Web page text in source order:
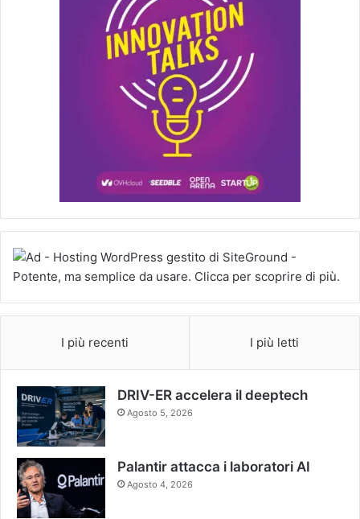
I più recenti I più letti
DRIV-ER accelera il deeptech
Agosto 5, 2026
Palantir attacca i laboratori AI
Agosto 4, 2026